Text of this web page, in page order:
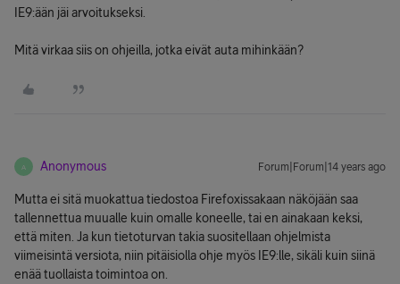
IE9:ään jäi arvoitukseksi.
Mitä virkaa siis on ohjeilla, jotka eivät auta mihinkään?
A Anonymous Forum|Forum|14 years ago
Mutta ei sitä muokattua tiedostoa Firefoxissakaan näköjään saa
tallennettua muualle kuin omalle koneelle, tai en ainakaan keksi,
että miten. Ja kun tietoturvan takia suositellaan ohjelmista
viimeisintä versiota, niin pitäisiolla ohje myös IE9:lle, sikäli kuin siinä
enää tuollaista toimintoa on.